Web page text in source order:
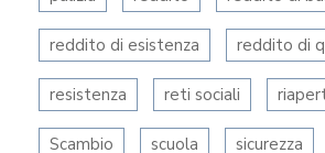
reddito di esistenza reddito di
resistenza reti sociali
Scambio scuola sicurezza